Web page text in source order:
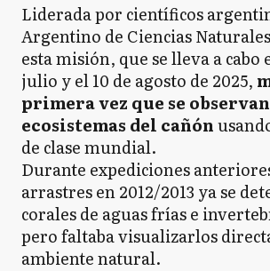
Liderada por científicos
Argentino de Ciencias
esta misión, que se lleva a cabo
julio y el 10 de agosto de 2025,
primera vez que se
ecosistemas del cañón
de clase mundial.
Durante expediciones
arrastres en 2012/2013 ya se
corales de aguas frías e
pero faltaba visualizarlos
ambiente natural.